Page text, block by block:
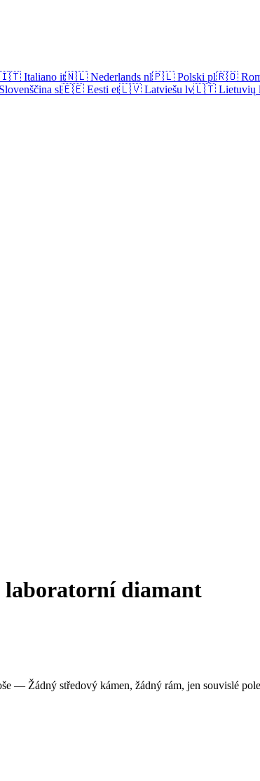
Italiano it🇳🇱 Nederlands nl🇵🇱 Polski pl🇷🇴
Slovenščina sl🇪🇪 Eesti et🇱🇻 Latviešu lv🇱🇹 Lietuvių
laboratorní diamant
— Žádný středový kámen, žádný rám, jen souvislé